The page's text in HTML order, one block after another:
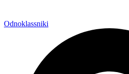
Odnoklassniki